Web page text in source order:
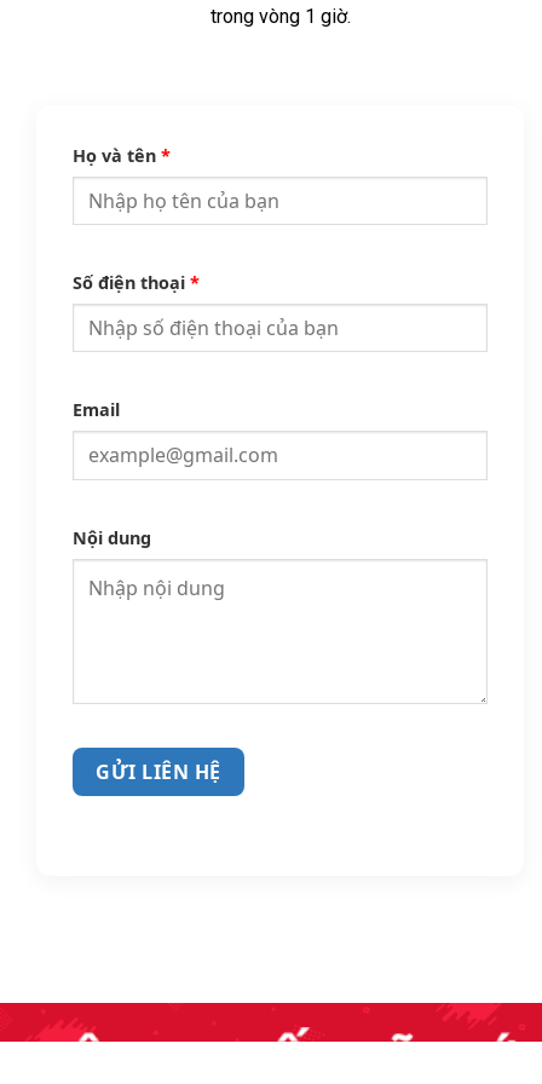
trong vòng 1 giờ.
Họ và tên *
Số điện thoại *
Email
Nội dung
GỬI LIÊN HỆ